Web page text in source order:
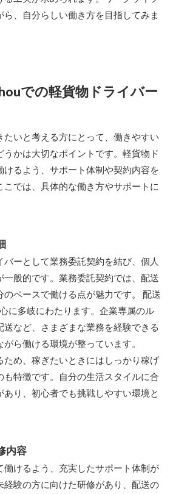
、自分らしい働き方を目指してみま
での軽貨物ドライバー
いと考える方にとって、働きやすい
かは大切なポイントです。軽貨物ド
るよう、サポート体制や契約内容を
では、具体的な働き方やサポートに
ーとして業務委託契約を結び、個人
般的です。業務委託契約では、配送
ペースで働ける点が魅力です。 配送
に多岐にわたります。企業専属のル
など、さまざまな業務を経験できる
ら働ける環境が整っています。
め、稼ぎたいときにはしっかり稼げ
も特徴です。自分の生活スタイルに合
り、初心者でも挑戦しやすい環境と
内容
けるよう、充実したサポート体制が
験の方に向けた研修があり、配送の